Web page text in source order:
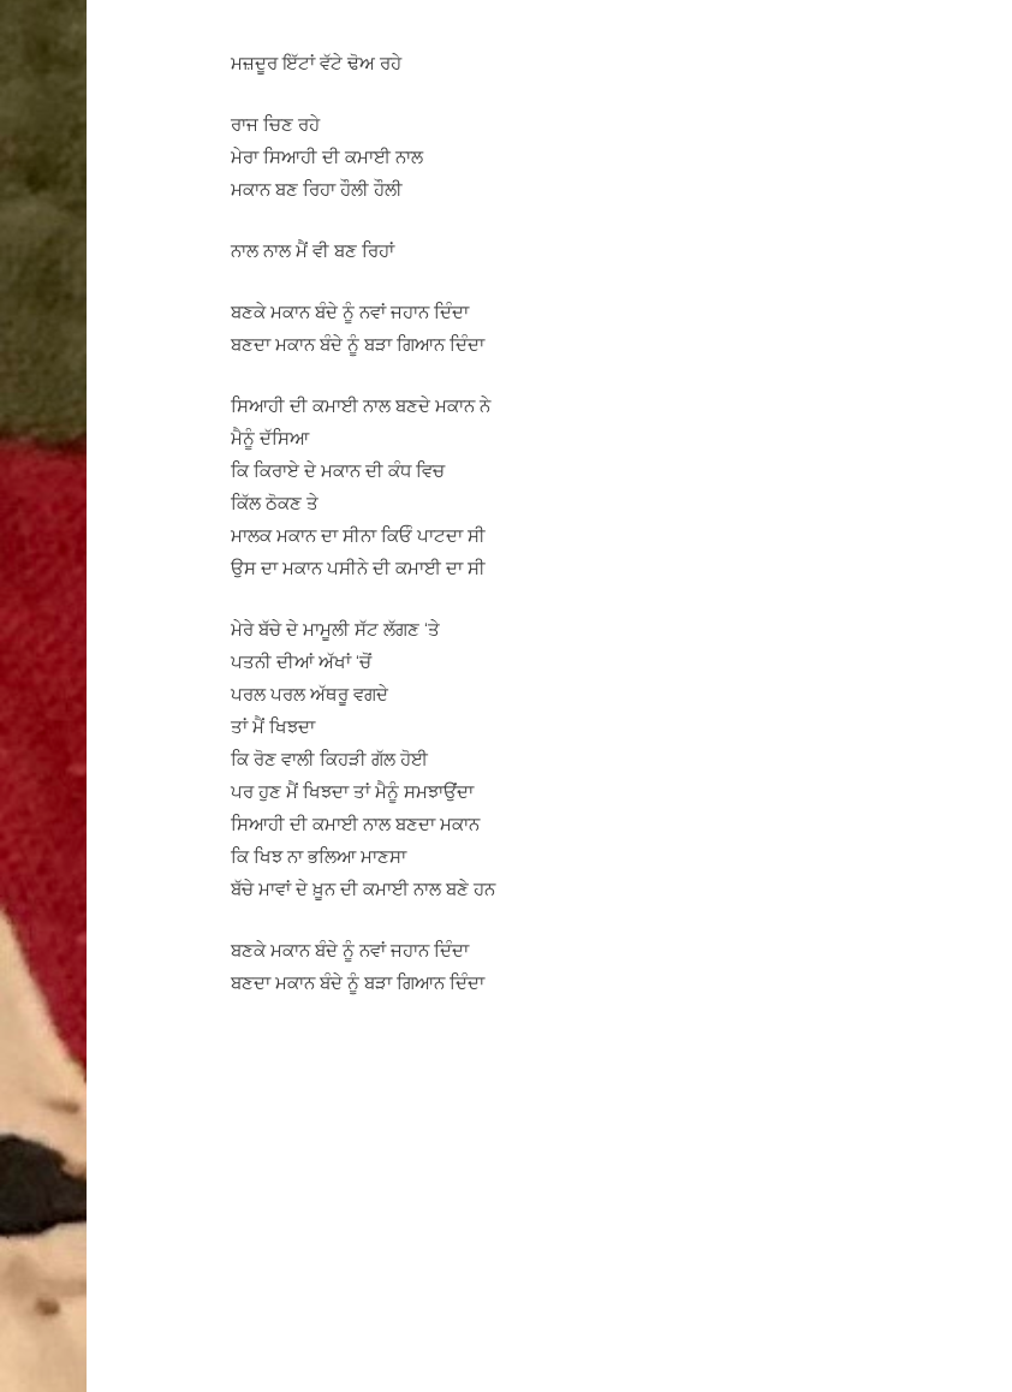
ਮਜ਼ਦੂਰ ਇੱਟਾਂ ਵੱਟੇ ਢੋਅ ਰਹੇ
ਰਾਜ ਚਿਣ ਰਹੇ
ਮੇਰਾ ਸਿਆਹੀ ਦੀ ਕਮਾਈ ਨਾਲ
ਮਕਾਨ ਬਣ ਰਿਹਾ ਹੌਲੀ ਹੌਲੀ
ਨਾਲ ਨਾਲ ਮੈਂ ਵੀ ਬਣ ਰਿਹਾਂ
ਬਣਕੇ ਮਕਾਨ ਬੰਦੇ ਨੂੰ ਨਵਾਂ ਜਹਾਨ ਦਿੰਦਾ
ਬਣਦਾ ਮਕਾਨ ਬੰਦੇ ਨੂੰ ਬੜਾ ਗਿਆਨ ਦਿੰਦਾ
ਸਿਆਹੀ ਦੀ ਕਮਾਈ ਨਾਲ ਬਣਦੇ ਮਕਾਨ ਨੇ
ਮੈਨੂੰ ਦੱਸਿਆ
ਕਿ ਕਿਰਾਏ ਦੇ ਮਕਾਨ ਦੀ ਕੰਧ ਵਿਚ
ਕਿੱਲ ਠੋਕਣ ਤੇ
ਮਾਲਕ ਮਕਾਨ ਦਾ ਸੀਨਾ ਕਿਓੰ ਪਾਟਦਾ ਸੀ
ਉਸ ਦਾ ਮਕਾਨ ਪਸੀਨੇ ਦੀ ਕਮਾਈ ਦਾ ਸੀ
ਮੇਰੇ ਬੱਚੇ ਦੇ ਮਾਮੂਲੀ ਸੱਟ ਲੱਗਣ ‘ਤੇ
ਪਤਨੀ ਦੀਆਂ ਅੱਖਾਂ ‘ਚੋਂ
ਪਰਲ ਪਰਲ ਅੱਥਰੂ ਵਗਦੇ
ਤਾਂ ਮੈਂ ਖਿਝਦਾ
ਕਿ ਰੋਣ ਵਾਲੀ ਕਿਹੜੀ ਗੱਲ ਹੋਈ
ਪਰ ਹੁਣ ਮੈਂ ਖਿਝਦਾ ਤਾਂ ਮੈਨੂੰ ਸਮਝਾਉਂਦਾ
ਸਿਆਹੀ ਦੀ ਕਮਾਈ ਨਾਲ ਬਣਦਾ ਮਕਾਨ
ਕਿ ਖਿਝ ਨਾ ਭਲਿਆ ਮਾਣਸਾ
ਬੱਚੇ ਮਾਵਾਂ ਦੇ ਖ਼ੂਨ ਦੀ ਕਮਾਈ ਨਾਲ ਬਣੇ ਹਨ
ਬਣਕੇ ਮਕਾਨ ਬੰਦੇ ਨੂੰ ਨਵਾਂ ਜਹਾਨ ਦਿੰਦਾ
ਬਣਦਾ ਮਕਾਨ ਬੰਦੇ ਨੂੰ ਬੜਾ ਗਿਆਨ ਦਿੰਦਾ